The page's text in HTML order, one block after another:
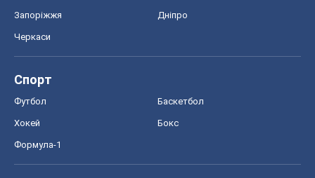
Запоріжжя Дніпро
Черкаси
Спорт
Футбол Баскетбол
Хокей Бокс
Формула-1